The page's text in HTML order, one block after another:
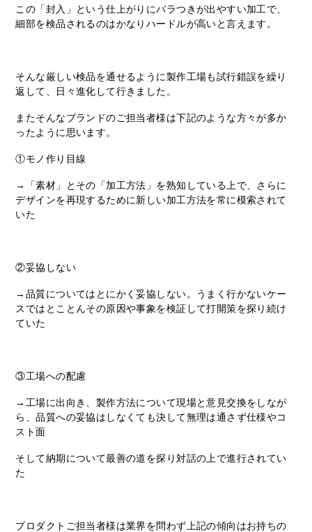
この「封入」という仕上がりにバラつきが出やすい加工で、
細部を検品されるのはかなりハードルが高いと言えます。
そんな厳しい検品を通せるように製作工場も試行錯誤を繰り
返して、日々進化して行きました。
またそんなブランドのご担当者様は下記のような方々が多か
ったように思います。
①モノ作り目線
→「素材」とその「加工方法」を熟知している上で、さらに
デザインを再現するために新しい加工方法を常に模索されて
いた
②妥協しない
→品質についてはとにかく妥協しない。うまく行かないケー
スではとことんその原因や事象を検証して打開策を探り続け
ていた
③工場への配慮
→工場に出向き、製作方法について現場と意見交換をしなが
ら、品質への妥協はしなくても決して無理は通さず仕様やコ
スト面
そして納期について最善の道を探り対話の上で進行されてい
た
プロダクトご担当者様は業界を問わず上記の傾向はお持ちの